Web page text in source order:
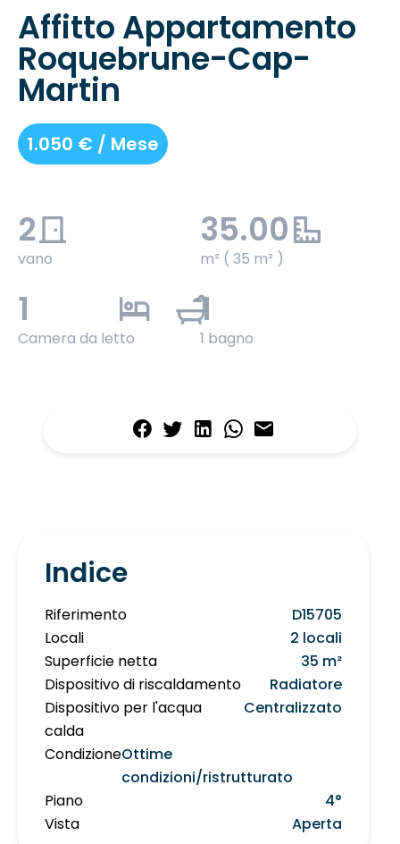
Affitto Appartamento
Roquebrune-Cap-
Martin
1.050 € / Mese
2
vano
35.00
m² ( 35 m² )
1
Camera da letto
1
1 bagno
Indice
Riferimento
D15705
Locali
2 locali
Superficie netta
35 m²
Dispositivo di riscaldamento
Radiatore
Dispositivo per l'acqua
calda
Centralizzato
CondizioneOttime
condizioni/ristrutturato
Piano
4°
Vista
Aperta